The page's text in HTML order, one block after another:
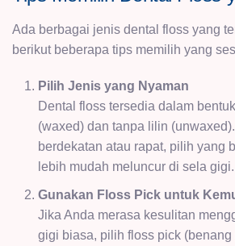
Ada berbagai jenis dental floss yang
berikut beberapa tips memilih yang
Pilih Jenis yang Nyaman
Dental floss tersedia dalam
(waxed) dan tanpa lilin
berdekatan atau rapat, pilih yang
lebih mudah meluncur di sela gigi.
Gunakan Floss Pick untuk
Jika Anda merasa kesulitan
gigi biasa, pilih floss pick